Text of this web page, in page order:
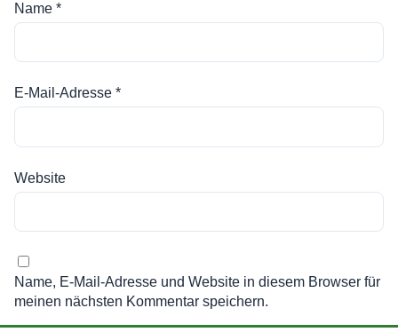
Name *
E-Mail-Adresse *
Website
Name, E-Mail-Adresse und Website in diesem Browser für
meinen nächsten Kommentar speichern.